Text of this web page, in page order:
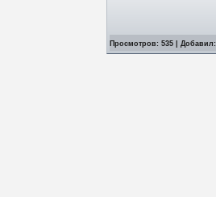
Просмотров: 535 | Добавил: